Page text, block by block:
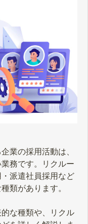
業の採用活動は、
務です。リクルー
派遣社員採用など
類があります。
な種類や、リクル